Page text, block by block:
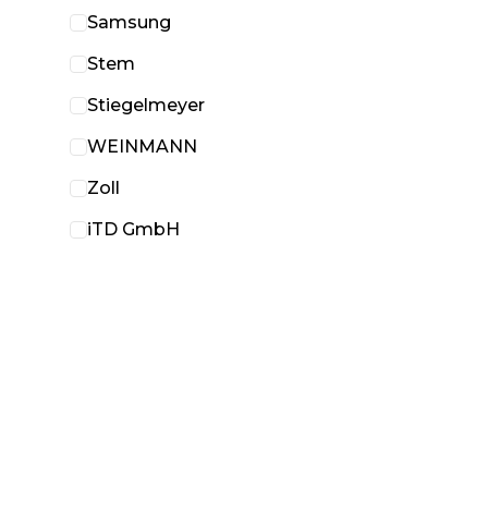
Samsung
Stem
Stiegelmeyer
WEINMANN
Zoll
iTD GmbH